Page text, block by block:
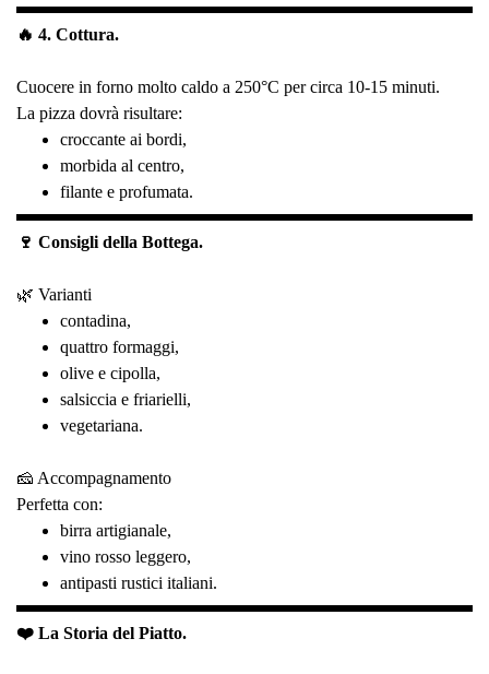
🔥 4. Cottura.
Cuocere in forno molto caldo a 250°C per circa 10-15 minuti.
La pizza dovrà risultare:
croccante ai bordi,
morbida al centro,
filante e profumata.
🍷 Consigli della Bottega.
🌿 Varianti
contadina,
quattro formaggi,
olive e cipolla,
salsiccia e friarielli,
vegetariana.
🧀 Accompagnamento
Perfetta con:
birra artigianale,
vino rosso leggero,
antipasti rustici italiani.
❤️ La Storia del Piatto.